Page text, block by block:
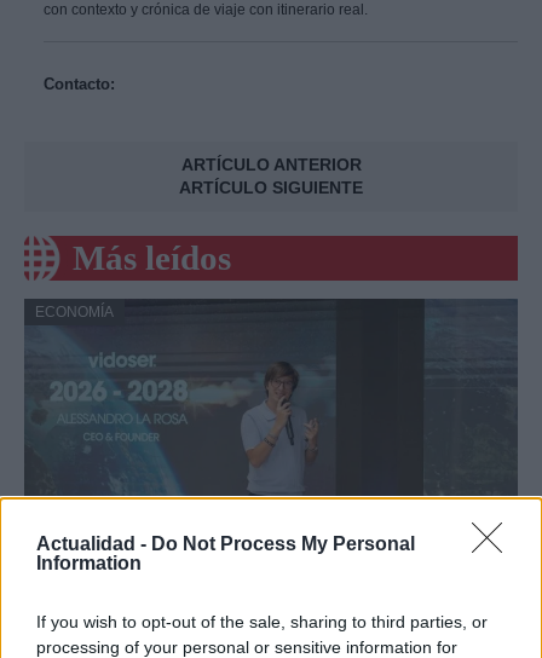
Actualidad - Do Not Process My Personal
Information
If you wish to opt-out of the sale, sharing to third parties, or
processing of your personal or sensitive information for
con contexto y crónica de viaje con itinerario real.
Contacto:
ARTÍCULO ANTERIOR
ARTÍCULO SIGUIENTE
Más leídos
ECONOMÍA
millón de euros, supera los 5 millones de